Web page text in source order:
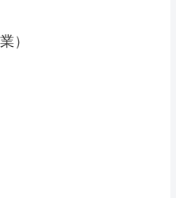
）